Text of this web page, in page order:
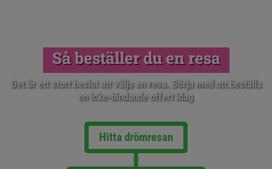
Så beställer du en resa
Det är ett stort beslut att välja en resa. Börja med att beställa
en icke-bindande offert idag
Hitta drömresan